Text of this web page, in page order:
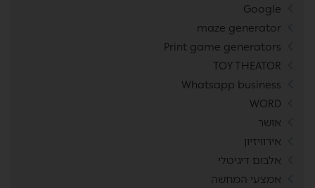
Google
maze generator
Print game generators
TOY THEATOR
Whatsapp business
WORD
אושר
אירוויזיון
אלבום דיגיטלי
אמצעי המחשה